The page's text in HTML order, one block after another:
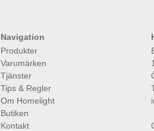
Navigation
Produkter
Varumärken
Tjänster
Tips & Regler
Om Homelight
Butiken
Kontakt